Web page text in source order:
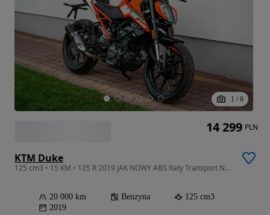
1 / 6
KTM Duke
125 cm3 • 15 KM • 125 R 2019 JAK NOWY ABS Raty Transport Największy Wybór Moto 125
20 000 km Benzyna
125 cm3
2019
14 299 PLN